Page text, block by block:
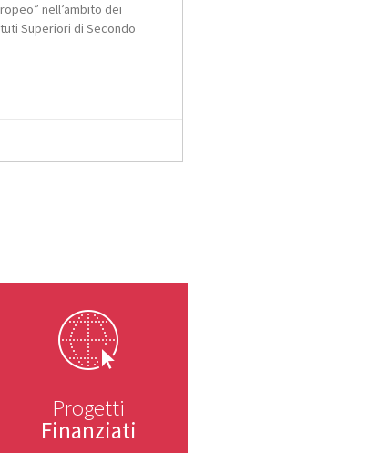
nell’ambito dei
Superiori di Secondo
Progetti
Finanziati